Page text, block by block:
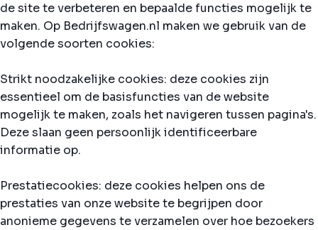
de site te verbeteren en bepaalde functies mogelijk te
maken. Op Bedrijfswagen.nl maken we gebruik van de
volgende soorten cookies:
Strikt noodzakelijke cookies: deze cookies zijn
essentieel om de basisfuncties van de website
mogelijk te maken, zoals het navigeren tussen pagina's.
Deze slaan geen persoonlijk identificeerbare
informatie op.
Prestatiecookies: deze cookies helpen ons de
prestaties van onze website te begrijpen door
anonieme gegevens te verzamelen over hoe bezoekers